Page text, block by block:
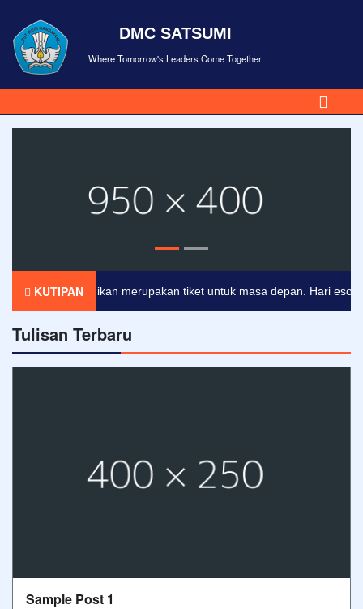
DMC SATSUMI
Where Tomorrow's Leaders Come Together
KUTIPAN
Pendidikan merupakan tiket untuk masa depan. Hari esok
Tulisan Terbaru
Sample Post 1